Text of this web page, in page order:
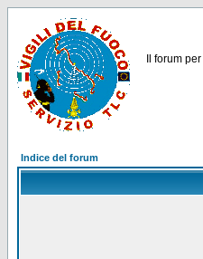
Il forum per
Indice del forum